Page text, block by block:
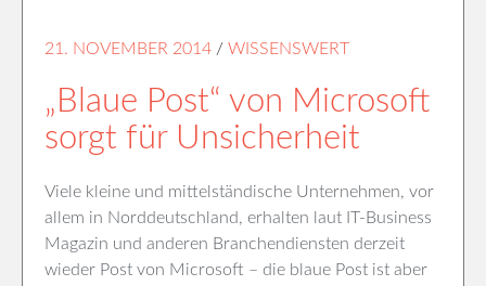
21. NOVEMBER 2014 / WISSENSWERT
„Blaue Post“ von Microsoft
sorgt für Unsicherheit
Viele kleine und mittelständische Unternehmen, vor
allem in Norddeutschland, erhalten laut IT-Business
Magazin und anderen Branchendiensten derzeit
wieder Post von Microsoft – die blaue Post ist aber